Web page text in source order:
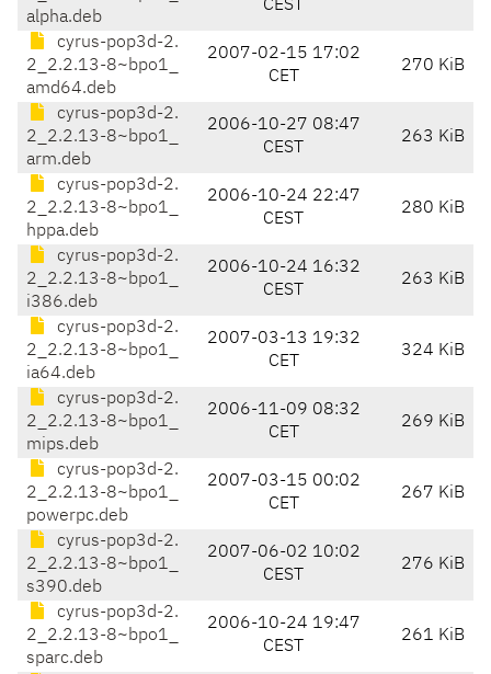
alpha.deb
CEST
cyrus-pop3d-2.
2_2.2.13-8~bpo1_
amd64.deb
2007-02-15 17:02
CET
270 KiB
cyrus-pop3d-2.
2_2.2.13-8~bpo1_
arm.deb
2006-10-27 08:47
CEST
263 KiB
cyrus-pop3d-2.
2_2.2.13-8~bpo1_
hppa.deb
2006-10-24 22:47
CEST
280 KiB
cyrus-pop3d-2.
2_2.2.13-8~bpo1_
i386.deb
2006-10-24 16:32
CEST
263 KiB
cyrus-pop3d-2.
2_2.2.13-8~bpo1_
ia64.deb
2007-03-13 19:32
CET
324 KiB
cyrus-pop3d-2.
2_2.2.13-8~bpo1_
mips.deb
2006-11-09 08:32
CET
269 KiB
cyrus-pop3d-2.
2_2.2.13-8~bpo1_
powerpc.deb
2007-03-15 00:02
CET
267 KiB
cyrus-pop3d-2.
2_2.2.13-8~bpo1_
s390.deb
2007-06-02 10:02
CEST
276 KiB
cyrus-pop3d-2.
2_2.2.13-8~bpo1_
sparc.deb
2006-10-24 19:47
CEST
261 KiB